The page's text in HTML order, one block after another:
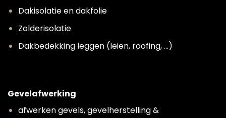
Dakisolatie en dakfolie
Zolderisolatie
Dakbedekking leggen (leien, roofing, …)
Gevelafwerking
afwerken gevels, gevelherstelling &